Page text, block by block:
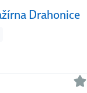
Drahonice